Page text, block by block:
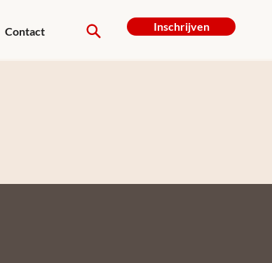
Contact Inschrijven